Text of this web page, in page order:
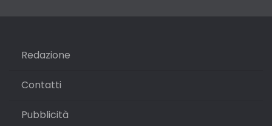
Redazione
Contatti
Pubblicità